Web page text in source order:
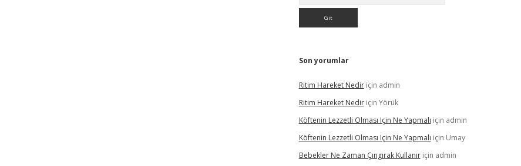
Son yorumlar
Ritim Hareket Nediriçin admin
Ritim Hareket Nediriçin Yörük
Köftenin Lezzetli Olması Için Ne Yapmalı için admin
Köftenin Lezzetli Olması Için Ne Yapmalı için Umay
Bebekler Ne Zaman Çıngırak Kullanıriçin admin